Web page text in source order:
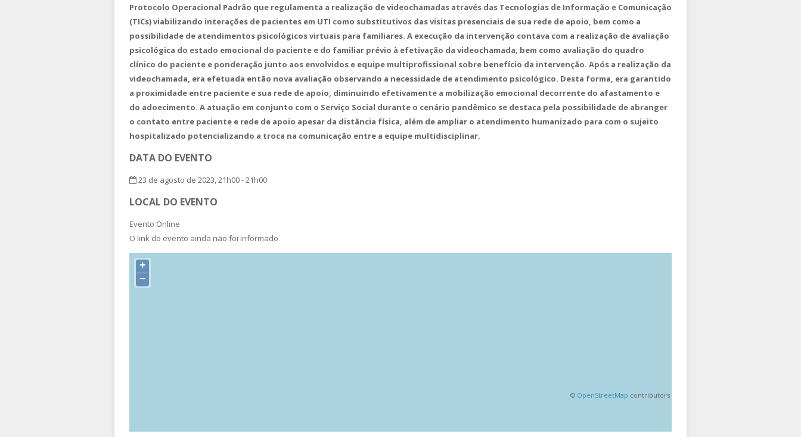
Protocolo Operacional Padrão que regulamenta a realização de videochamadas através das Tecnologias de Informação e Comunicação
(TICs) viabilizando interações de pacientes em UTI como substitutivos das visitas presenciais de sua rede de apoio, bem como a
possibilidade de atendimentos psicológicos virtuais para familiares. A execução da intervenção contava com a realização de avaliação
psicológica do estado emocional do paciente e do familiar prévio à efetivação da videochamada, bem como avaliação do quadro
clínico do paciente e ponderação junto aos envolvidos e equipe multiprofissional sobre benefício da intervenção. Após a realização da
videochamada, era efetuada então nova avaliação observando a necessidade de atendimento psicológico. Desta forma, era garantido
a proximidade entre paciente e sua rede de apoio, diminuindo efetivamente a mobilização emocional decorrente do afastamento e
do adoecimento. A atuação em conjunto com o Serviço Social durante o cenário pandêmico se destaca pela possibilidade de abranger
o contato entre paciente e rede de apoio apesar da distância física, além de ampliar o atendimento humanizado para com o sujeito
hospitalizado potencializando a troca na comunicação entre a equipe multidisciplinar.
DATA DO EVENTO
23 de agosto de 2023, 21h00 - 21h00
LOCAL DO EVENTO
Evento Online
O link do evento ainda não foi informado
+
−
© OpenStreetMap contributors